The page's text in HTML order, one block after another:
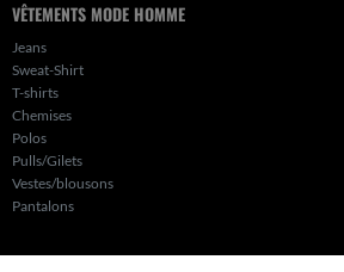
VÊTEMENTS MODE HOMME
Jeans
Sweat-Shirt
T-shirts
Chemises
Polos
Pulls/Gilets
Vestes/blousons
Pantalons